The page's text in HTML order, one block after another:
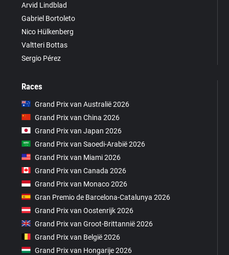
Arvid Lindblad
Gabriel Bortoleto
Nico Hülkenberg
Valtteri Bottas
Sergio Pérez
Races
Grand Prix van Australië 2026
Grand Prix van China 2026
Grand Prix van Japan 2026
Grand Prix van Saoedi-Arabië 2026
Grand Prix van Miami 2026
Grand Prix van Canada 2026
Grand Prix van Monaco 2026
Gran Premio de Barcelona-Catalunya 2026
Grand Prix van Oostenrijk 2026
Grand Prix van Groot-Brittannië 2026
Grand Prix van België 2026
Grand Prix van Hongarije 2026